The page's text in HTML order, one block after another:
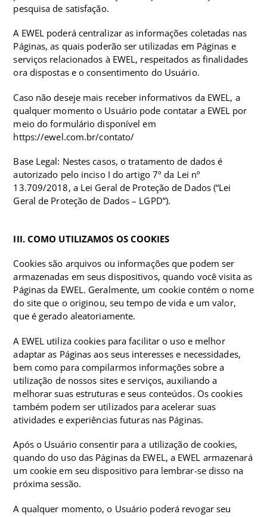
pesquisa de satisfação.
A EWEL poderá centralizar as informações coletadas nas
Páginas, as quais poderão ser utilizadas em Páginas e
serviços relacionados à EWEL, respeitados as finalidades
ora dispostas e o consentimento do Usuário.
Caso não deseje mais receber informativos da EWEL, a
qualquer momento o Usuário pode contatar a EWEL por
meio do formulário disponível em
https://ewel.com.br/contato/
Base Legal: Nestes casos, o tratamento de dados é
autorizado pelo inciso I do artigo 7º da Lei nº
13.709/2018, a Lei Geral de Proteção de Dados (“Lei
Geral de Proteção de Dados – LGPD”).
III. COMO UTILIZAMOS OS COOKIES
Cookies são arquivos ou informações que podem ser
armazenadas em seus dispositivos, quando você visita as
Páginas da EWEL. Geralmente, um cookie contém o nome
do site que o originou, seu tempo de vida e um valor,
que é gerado aleatoriamente.
A EWEL utiliza cookies para facilitar o uso e melhor
adaptar as Páginas aos seus interesses e necessidades,
bem como para compilarmos informações sobre a
utilização de nossos sites e serviços, auxiliando a
melhorar suas estruturas e seus conteúdos. Os cookies
também podem ser utilizados para acelerar suas
atividades e experiências futuras nas Páginas.
Após o Usuário consentir para a utilização de cookies,
quando do uso das Páginas da EWEL, a EWEL armazenará
um cookie em seu dispositivo para lembrar-se disso na
próxima sessão.
A qualquer momento, o Usuário poderá revogar seu